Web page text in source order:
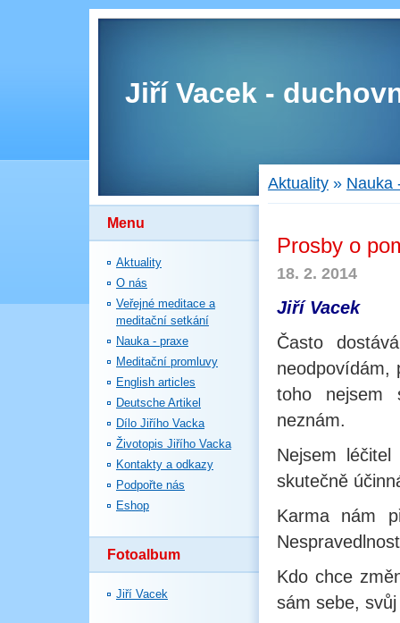
Jiří Vacek -
Menu
Aktuality
O nás
Veřejné meditace a
meditační setkání
Nauka - praxe
Meditační promluvy
English articles
Deutsche Artikel
Dílo Jiřího Vacka
Životopis Jiřího Vacka
Kontakty a odkazy
Podpořte nás
Eshop
Fotoalbum
Jiří Vacek
Aktuality » Nauka
Prosby o
18. 2. 2014
Jiří Vacek
Často
toho nejsem
neznám.
Nejsem
skutečně
Karma nám
Kdo chce
sám sebe,